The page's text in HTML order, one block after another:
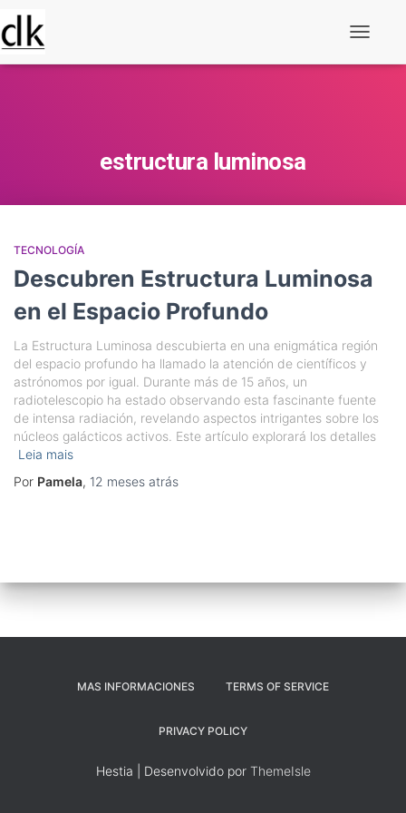
estructura luminosa
TECNOLOGÍA
Descubren Estructura Luminosa
en el Espacio Profundo
La Estructura Luminosa descubierta en una enigmática región
del espacio profundo ha llamado la atención de científicos y
astrónomos por igual. Durante más de 15 años, un
radiotelescopio ha estado observando esta fascinante fuente
de intensa radiación, revelando aspectos intrigantes sobre los
núcleos galácticos activos. Este artículo explorará los detalles
Leia mais
Por Pamela, 12 meses atrás
MAS INFORMACIONES TERMS OF SERVICE
PRIVACY POLICY
Hestia | Desenvolvido por ThemeIsle